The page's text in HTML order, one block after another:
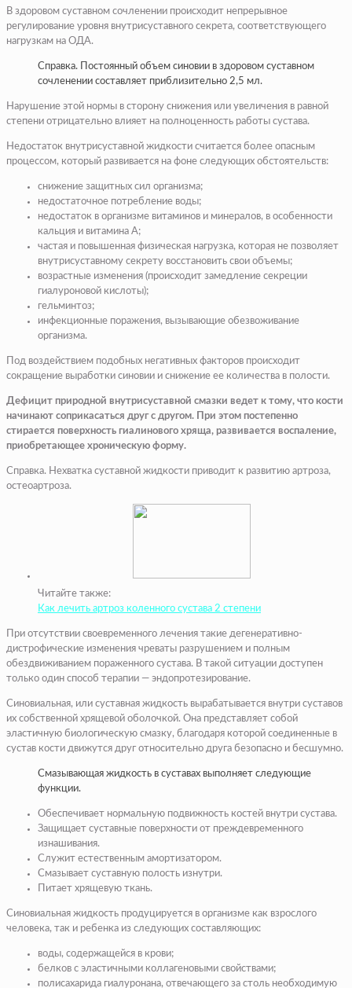
В здоровом суставном сочленении происходит непрерывное
регулирование уровня внутрисуставного секрета, соответствующего
нагрузкам на ОДА.
Справка. Постоянный объем синовии в здоровом суставном
сочленении составляет приблизительно 2,5 мл.
Нарушение этой нормы в сторону снижения или увеличения в равной
степени отрицательно влияет на полноценность работы сустава.
Недостаток внутрисуставной жидкости считается более опасным
процессом, который развивается на фоне следующих обстоятельств:
снижение защитных сил организма;
недостаточное потребление воды;
недостаток в организме витаминов и минералов, в особенности
кальция и витамина А;
частая и повышенная физическая нагрузка, которая не позволяет
внутрисуставному секрету восстановить свои объемы;
возрастные изменения (происходит замедление секреции
гиалуроновой кислоты);
гельминтоз;
инфекционные поражения, вызывающие обезвоживание
организма.
Под воздействием подобных негативных факторов происходит
сокращение выработки синовии и снижение ее количества в полости.
Дефицит природной внутрисуставной смазки ведет к тому, что кости
начинают соприкасаться друг с другом. При этом постепенно
стирается поверхность гиалинового хряща, развивается воспаление,
приобретающее хроническую форму.
Справка. Нехватка суставной жидкости приводит к развитию артроза,
остеоартроза.
Читайте также:
Как лечить артроз коленного сустава 2 степени
При отсутствии своевременного лечения такие дегенеративно-
дистрофические изменения чреваты разрушением и полным
обездвиживанием пораженного сустава. В такой ситуации доступен
только один способ терапии — эндопротезирование.
Синовиальная, или суставная жидкость вырабатывается внутри суставов
их собственной хрящевой оболочкой. Она представляет собой
эластичную биологическую смазку, благодаря которой соединенные в
сустав кости движутся друг относительно друга безопасно и бесшумно.
Смазывающая жидкость в суставах выполняет следующие
функции.
Обеспечивает нормальную подвижность костей внутри сустава.
Защищает суставные поверхности от преждевременного
изнашивания.
Служит естественным амортизатором.
Смазывает суставную полость изнутри.
Питает хрящевую ткань.
Синовиальная жидкость продуцируется в организме как взрослого
человека, так и ребенка из следующих составляющих:
воды, содержащейся в крови;
белков с эластичными коллагеновыми свойствами;
полисахарида гиалуронана, отвечающего за столь необходимую